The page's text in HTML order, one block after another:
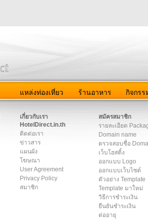
แหล่งท่องเที่ยว ร้านอาหาร กิจกรร
เกี่ยวกับเรา
HotelDirect.in.th
ติดต่อเรา
ข่าวสาร
แผนผัง
โฆษณา
User Agreement
Privacy Policy
สมาชิก
สมัครสมาชิก
รายละเอียด
Domain name
ตรวจสอบชื่อ
เว็บโฮสติ้ง
ออกแบบ Logo
ออกแบบเว็บไซต์
ตัวอย่าง Template
Template มาใหม่
วิธีการชำระเงิน
ยืนยันชำระเงิน
ต่ออายุ